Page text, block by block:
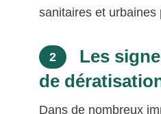
sanitaires et urbaines
2
Les
de
Dans de nombreux